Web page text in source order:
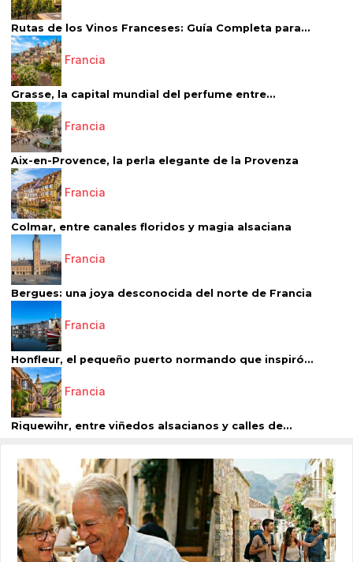
Rutas de los Vinos Franceses: Guía Completa para...
Francia
Grasse, la capital mundial del perfume entre...
Francia
Aix-en-Provence, la perla elegante de la Provenza
Francia
Colmar, entre canales floridos y magia alsaciana
Francia
Bergues: una joya desconocida del norte de Francia
Francia
Honfleur, el pequeño puerto normando que inspiró...
Francia
Riquewihr, entre viñedos alsacianos y calles de...